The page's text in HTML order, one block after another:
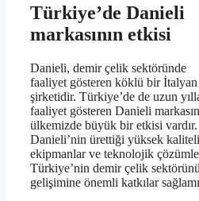
Türkiye’de Danieli
markasının etkisi
Danieli, demir çelik sektöründe
faaliyet gösteren köklü bir İtalyan
şirketidir. Türkiye’de de uzun
faaliyet gösteren Danieli
ülkemizde büyük bir etkisi vardır.
Danieli’nin ürettiği yüksek kaliteli
ekipmanlar ve teknolojik
Türkiye’nin demir çelik
gelişimine önemli katkılar